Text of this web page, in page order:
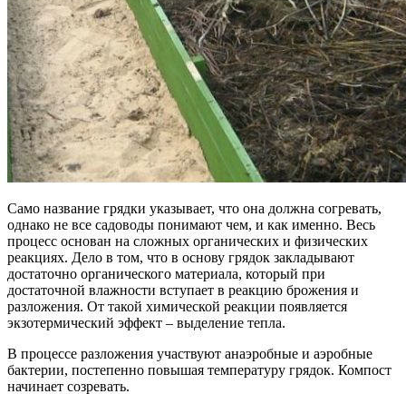
Само название грядки указывает, что она должна согревать,
однако не все садоводы понимают чем, и как именно. Весь
процесс основан на сложных органических и физических
реакциях. Дело в том, что в основу грядок закладывают
достаточно органического материала, который при
достаточной влажности вступает в реакцию брожения и
разложения. От такой химической реакции появляется
экзотермический эффект – выделение тепла.
В процессе разложения участвуют анаэробные и аэробные
бактерии, постепенно повышая температуру грядок. Компост
начинает созревать.